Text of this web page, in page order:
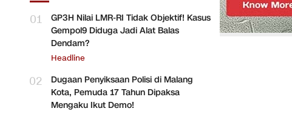
01
GP3H Nilai LMR-RI Tidak Objektif! Kasus
Gempol9 Diduga Jadi Alat Balas
Dendam?
Headline
02
Dugaan Penyiksaan Polisi di Malang
Kota, Pemuda 17 Tahun Dipaksa
Mengaku Ikut Demo!